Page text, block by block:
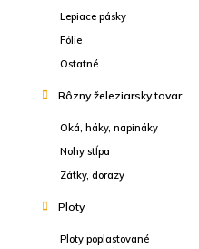
Lepiace pásky
Fólie
Ostatné
Rôzny železiarsky tovar
Oká, háky, napináky
Nohy stĺpa
Zátky, dorazy
Ploty
Ploty poplastované